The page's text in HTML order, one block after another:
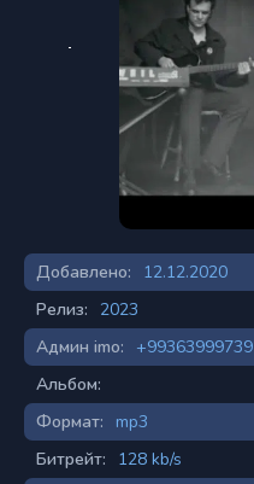
Добавлено:
12.12.2020
Релиз:
2023
Админ imo:
+99363999739
Альбом:
Формат:
mp3
Битрейт:
128 kb/s